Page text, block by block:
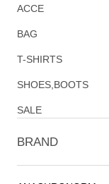
ACCE
BAG
T-SHIRTS
SHOES,BOOTS
SALE
BRAND